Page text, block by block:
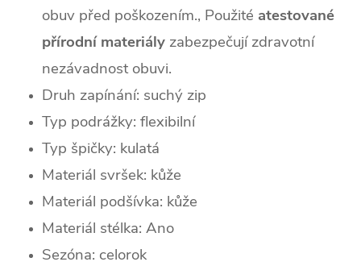
obuv před poškozením., Použité atestované
přírodní materiály zabezpečují zdravotní
nezávadnost obuvi.
Druh zapínání: suchý zip
Typ podrážky: flexibilní
Typ špičky: kulatá
Materiál svršek: kůže
Materiál podšívka: kůže
Materiál stélka: Ano
Sezóna: celorok